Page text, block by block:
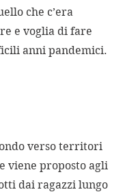
che c’era
e voglia di fare
anni pandemici.
verso territori
viene proposto agli
dai ragazzi lungo